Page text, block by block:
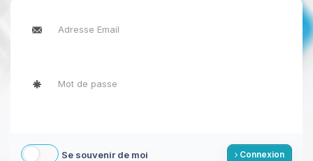
Se souvenir de moi Connexion